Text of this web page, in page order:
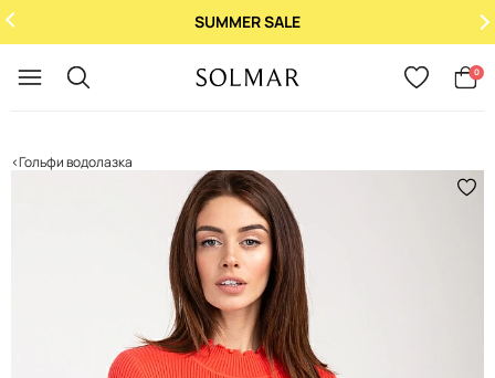
SUMMER SALE
0
Гольфи водолазка